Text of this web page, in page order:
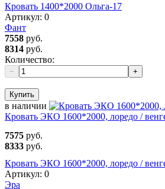
Кровать 1400*2000 Ольга-17
Артикул: 0
Фант
7558 руб.
8314 руб.
Количество:
− +
Купить
в наличии
Кровать ЭКО 1600*2000, лоредо /
7575 руб.
8333 руб.
Кровать ЭКО 1600*2000, лоредо /
Артикул: 0
Эра